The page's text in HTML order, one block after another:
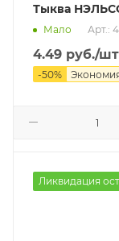
Тыква
Мало Арт.:
4.49 руб./шт
-50%
Ликвидация